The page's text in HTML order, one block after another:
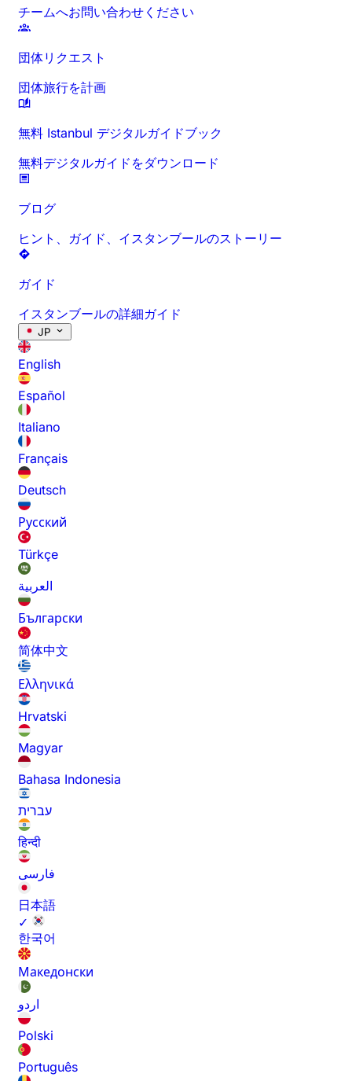
チームへお問い合わせください
団体リクエスト
団体旅行を計画
無料 Istanbul デジタルガイドブック
無料デジタルガイドをダウンロード
ブログ
ヒント、ガイド、イスタンブールのストーリー
ガイド
イスタンブールの詳細ガイド
JP
English
Español
Italiano
Français
Deutsch
Русский
Türkçe
العربية
Български
简体中文
Ελληνικά
Hrvatski
Magyar
Bahasa Indonesia
עברית
हिन्दी
فارسی
日本語
✓
한국어
Македонски
اردو
Polski
Português